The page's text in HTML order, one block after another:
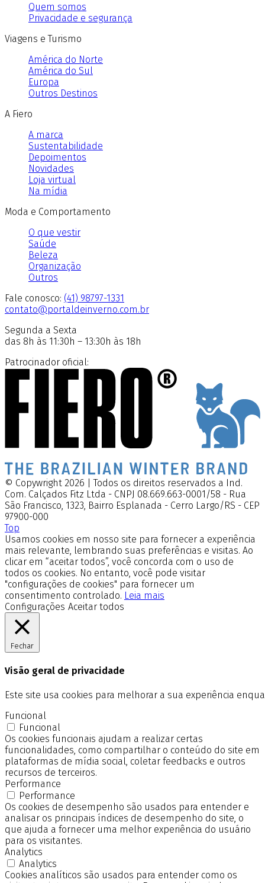
Quem somos
Privacidade e segurança
Viagens e Turismo
América do Norte
América do Sul
Europa
Outros Destinos
A Fiero
A marca
Sustentabilidade
Depoimentos
Novidades
Loja virtual
Na mídia
Moda e Comportamento
O que vestir
Saúde
Beleza
Organização
Outros
Fale conosco: (41) 98797-1331
contato@portaldeinverno.com.br
Segunda a Sexta
das 8h às 11:30h – 13:30h às 18h
Patrocinador oficial:
© Copywright 2026 | Todos os direitos reservados a Ind.
Com. Calçados Fitz Ltda - CNPJ 08.669.663-0001/58 - Rua
São Francisco, 1323, Bairro Esplanada - Cerro Largo/RS - CEP
97900-000
Top
Usamos cookies em nosso site para fornecer a experiência
mais relevante, lembrando suas preferências e visitas. Ao
clicar em “aceitar todos”, você concorda com o uso de
todos os cookies. No entanto, você pode visitar
"configurações de cookies" para fornecer um
consentimento controlado. Leia mais
Configurações Aceitar todos
Fechar
Visão geral de privacidade
Este site usa cookies para melhorar a sua experiência
Funcional
Funcional
Os cookies funcionais ajudam a realizar certas
funcionalidades, como compartilhar o conteúdo do site em
plataformas de mídia social, coletar feedbacks e outros
recursos de terceiros.
Performance
Performance
Os cookies de desempenho são usados para entender e
analisar os principais índices de desempenho do site, o
que ajuda a fornecer uma melhor experiência do usuário
para os visitantes.
Analytics
Analytics
Cookies analíticos são usados para entender como os